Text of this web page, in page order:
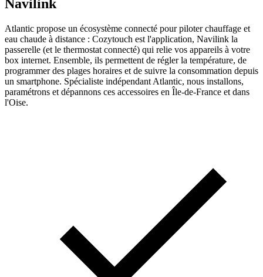
Navilink
Atlantic propose un écosystème connecté pour piloter chauffage et
eau chaude à distance : Cozytouch est l'application, Navilink la
passerelle (et le thermostat connecté) qui relie vos appareils à votre
box internet. Ensemble, ils permettent de régler la température, de
programmer des plages horaires et de suivre la consommation depuis
un smartphone. Spécialiste indépendant Atlantic, nous installons,
paramétrons et dépannons ces accessoires en Île-de-France et dans
l'Oise.